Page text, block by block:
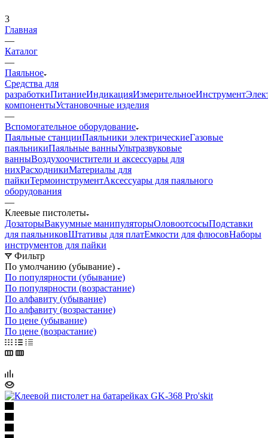
3
Главная
—
Каталог
—
Паяльное
Средства для
разработкиПитаниеИндикацияИзмерительноеИнструмент
компонентыУстановочные изделия
—
Вспомогательное оборудование
Паяльные станцииПаяльники электрическиеГазовые
паяльникиПаяльные ванныУльтразвуковые
ванныВоздухоочистители и аксессуары для
нихРасходникиМатериалы для
пайкиТермоинструментАксессуары для паяльного
оборудования
—
Клеевые пистолеты
ДозаторыВакуумные манипуляторыОловоотсосыПодставки
для паяльниковШтативы для платЕмкости для флюсовНаборы
инструментов для пайки
Фильтр
По умолчанию (убывание)
По популярности (убывание)
По популярности (возрастание)
По алфавиту (убывание)
По алфавиту (возрастание)
По цене (убывание)
По цене (возрастание)